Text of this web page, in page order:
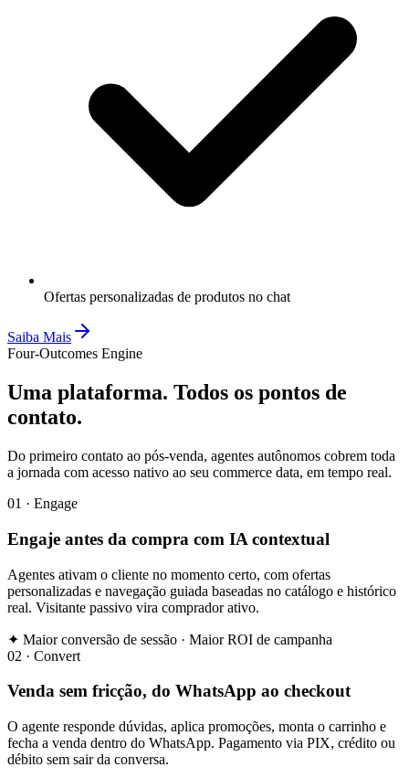
Ofertas personalizadas de produtos no chat
Saiba Mais
Four-Outcomes Engine
Uma plataforma. Todos os pontos de
contato.
Do primeiro contato ao pós-venda, agentes autônomos cobrem toda
a jornada com acesso nativo ao seu commerce data, em tempo real.
01 · Engage
Engaje antes da compra com IA contextual
Agentes ativam o cliente no momento certo, com ofertas
personalizadas e navegação guiada baseadas no catálogo e histórico
real. Visitante passivo vira comprador ativo.
✦ Maior conversão de sessão · Maior ROI de campanha
02 · Convert
Venda sem fricção, do WhatsApp ao checkout
O agente responde dúvidas, aplica promoções, monta o carrinho e
fecha a venda dentro do WhatsApp. Pagamento via PIX, crédito ou
débito sem sair da conversa.